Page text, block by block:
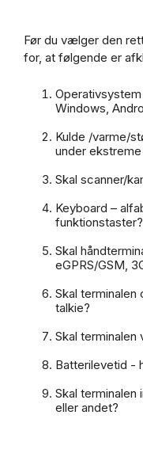
Før du vælger den
for, at følgende er
Windows,
Kulde /varme/
under
Skal scanner/
Keyboard –
funktionstaster?
Skal
eGPRS/GSM,
Skal
talkie?
Skal
Batterilevetid -
Skal terminalen
eller andet?